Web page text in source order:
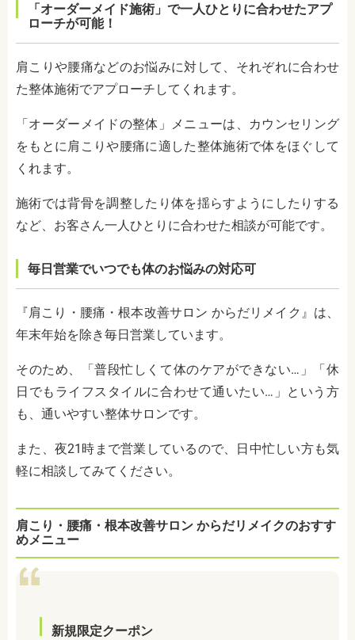
「オーダーメイド施術」で一人ひとりに合わせたアプ
ローチが可能！
肩こりや腰痛などのお悩みに対して、それぞれに合わせ
た整体施術でアプローチしてくれます。
「オーダーメイドの整体」メニューは、カウンセリング
をもとに肩こりや腰痛に適した整体施術で体をほぐして
くれます。
施術では背骨を調整したり体を揺らすようにしたりする
など、お客さん一人ひとりに合わせた相談が可能です。
毎日営業でいつでも体のお悩みの対応可
『肩こり・腰痛・根本改善サロン からだリメイク』は、
年末年始を除き毎日営業しています。
そのため、「普段忙しくて体のケアができない…」「休
日でもライフスタイルに合わせて通いたい…」という方
も、通いやすい整体サロンです。
また、夜21時まで営業しているので、日中忙しい方も気
軽に相談してみてください。
肩こり・腰痛・根本改善サロン からだリメイクのおすす
めメニュー
新規限定クーポン